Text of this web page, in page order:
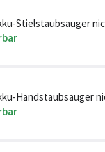
Stielstaubsauger
Handstaubsauger